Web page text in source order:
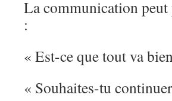
La communication
:
« Est-ce que tout va
« Souhaites-tu